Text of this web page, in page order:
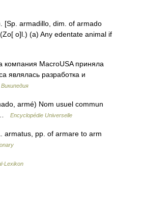
[Sp. armadillo, dim. of armado
o]l.) (a) Any edentate animal if
MacroUSA приняла
являлась разработка и
Википедия
armé) Nom usuel commun
…
Encyclopédie Universelle
pp. of armare to arm
Lexikon